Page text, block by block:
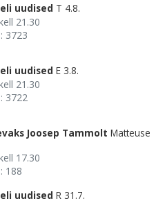
uudised T 4.8.
21.30
3723
uudised E 3.8.
21.30
3722
Joosep Tammolt Matteuse
17.30
188
uudised R 31.7.